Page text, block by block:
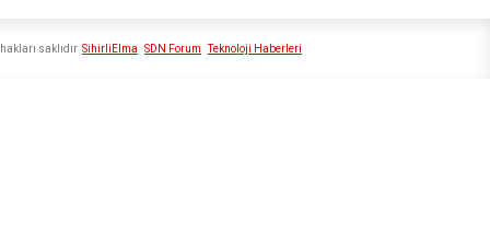
SihirliElma SDN Forum Teknoloji Haberleri
saklıdır